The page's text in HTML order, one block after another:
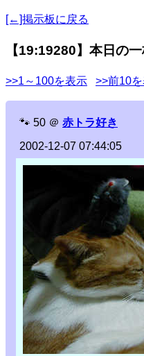
[←]掲示板に戻る
【19:19280】本日の
>>1～100を表示 >>前10
🐾 50 ＠ 赤トラ好き
2002-12-07 07:44:05